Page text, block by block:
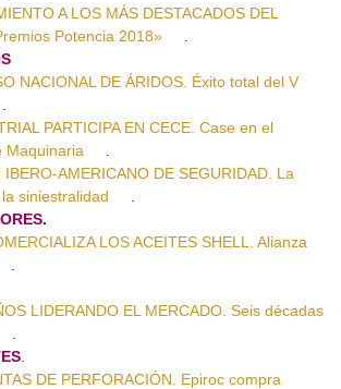
A LOS MÁS DESTACADOS DEL
Potencia 2018»
NACIONAL DE ÁRIDOS. Éxito total del V
PARTICIPA EN CECE. Case en el
Maquinaria
IBERO-AMERICANO DE SEGURIDAD. La
siniestralidad
LOS ACEITES SHELL. Alianza
LIDERANDO EL MERCADO. Seis décadas
DE PERFORACIÓN. Epiroc compra